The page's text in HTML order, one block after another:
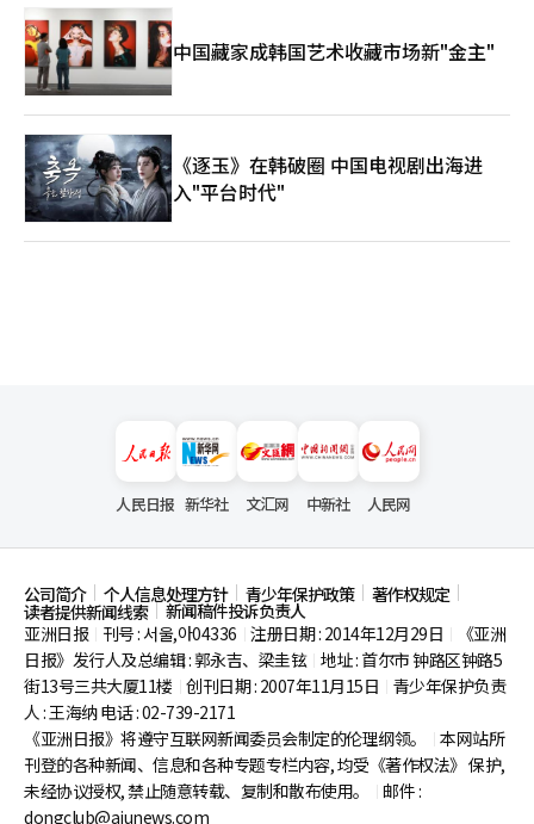
中国藏家成韩国艺术收藏市场新"金主"
《逐玉》在韩破圈 中国电视剧出海进
入"平台时代"
人民日报 新华社 文汇网 中新社 人民网
公司简介 个人信息处理方针 青少年保护政策 著作权规定
读者提供新闻线索
新闻稿件投诉负责人
亚洲日报
刊号 : 서울,아04336 注册日期 : 2014年12月29日
《亚洲
日报》发行人及总编辑 : 郭永吉、梁圭铉 地址 : 首尔市钟路区钟路5
街13号三共大厦11楼 创刊日期 : 2007年11月15日
青少年保护负责
人 : 王海纳 电话 : 02-739-2171
《亚洲日报》将遵守互联网新闻委员会制定的伦理纲领。
本网站所
刊登的各种新闻、信息和各种专题专栏内容, 均受《著作权法》 保护,
未经协议授权, 禁止随意转载、复制和散布使用。
邮件 :
dongclub@ajunews.com